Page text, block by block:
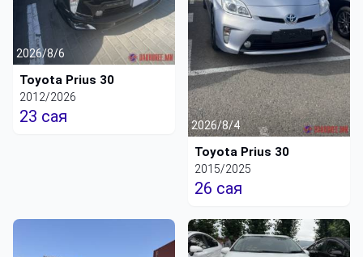
2026/8/6
Toyota Prius 30
2012/2026
23 сая 2026/8/4
Toyota Prius 30
2015/2025
26 сая